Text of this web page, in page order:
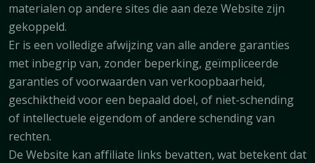
materialen op andere sites die aan deze Website zijn
gekoppeld.
Er is een volledige afwijzing van alle andere garanties
met inbegrip van, zonder beperking, geïmpliceerde
garanties of voorwaarden van verkoopbaarheid,
geschiktheid voor een bepaald doel, of niet-schending
of intellectuele eigendom of andere schending van
rechten.
De Website kan affiliate links bevatten, wat betekent dat